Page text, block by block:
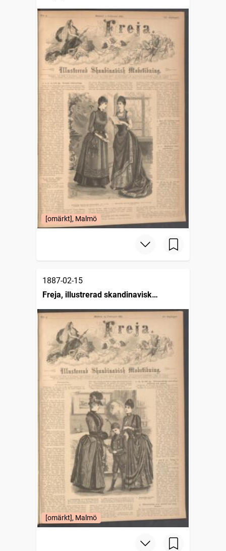
modetidning
[omärkt], Malmö
1887-02-15
Freja, illustrerad skandinavisk
[omärkt], Malmö